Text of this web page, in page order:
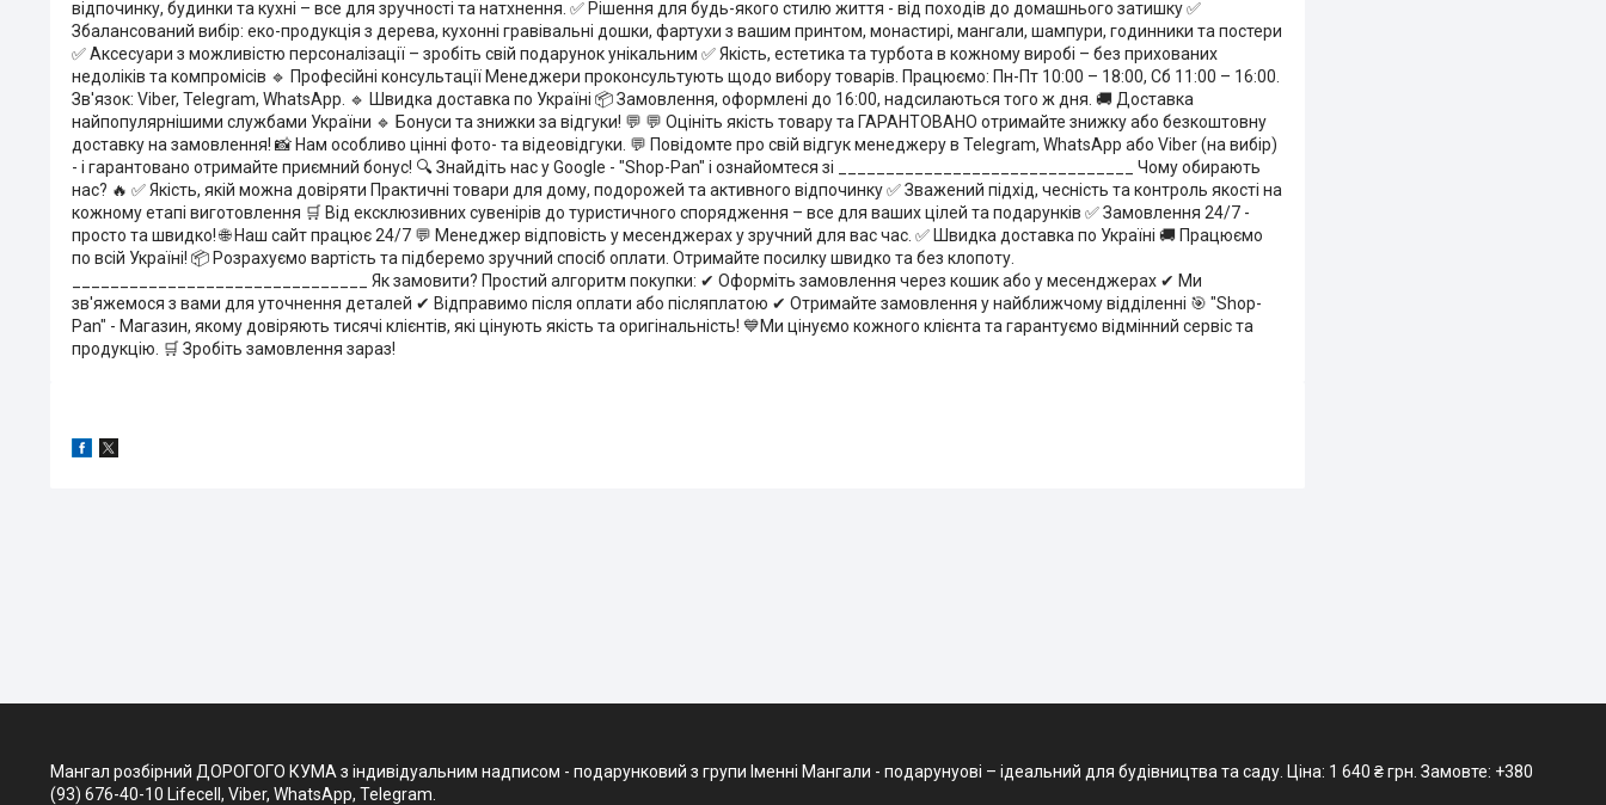
відпочинку, будинки та кухні – все для зручності та натхнення. ✅ Рішення для будь-якого стилю життя - від походів до домашнього затишку ✅
Збалансований вибір: еко-продукція з дерева, кухонні гравівальні дошки, фартухи з вашим принтом, монастирі, мангали, шампури, годинники та постери
✅ Аксесуари з можливістю персоналізації – зробіть свій подарунок унікальним ✅ Якість, естетика та турбота в кожному виробі – без прихованих
недоліків та компромісів 🔹 Професійні консультації Менеджери проконсультують щодо вибору товарів. Працюємо: Пн-Пт 10:00 – 18:00, Сб 11:00 – 16:00.
Зв'язок: Viber, Telegram, WhatsApp. 🔹 Швидка доставка по Україні 📦 Замовлення, оформлені до 16:00, надсилаються того ж дня. 🚚 Доставка
найпопулярнішими службами України 🔹 Бонуси та знижки за відгуки! 💬 💬 Оцініть якість товару та ГАРАНТОВАНО отримайте знижку або безкоштовну
доставку на замовлення! 📸 Нам особливо цінні фото- та відеовідгуки. 💬 Повідомте про свій відгук менеджеру в Telegram, WhatsApp або Viber (на вибір)
- і гарантовано отримайте приємний бонус! 🔍 Знайдіть нас у Google - "Shop-Pan" і ознайомтеся зі _______________________________ Чому обирають
нас? 🔥 ✅ Якість, якій можна довіряти Практичні товари для дому, подорожей та активного відпочинку ✅ Зважений підхід, чесність та контроль якості на
кожному етапі виготовлення 🛒 Від ексклюзивних сувенірів до туристичного спорядження – все для ваших цілей та подарунків ✅ Замовлення 24/7 -
просто та швидко! 🌐 Наш сайт працює 24/7 💬 Менеджер відповість у месенджерах у зручний для вас час. ✅ Швидка доставка по Україні 🚚 Працюємо
по всій Україні! 📦 Розрахуємо вартість та підберемо зручний спосіб оплати. Отримайте посилку швидко та без клопоту.
_______________________________ Як замовити? Простий алгоритм покупки: ✔ Оформіть замовлення через кошик або у месенджерах ✔ Ми
зв'яжемося з вами для уточнення деталей ✔ Відправимо після оплати або післяплатою ✔ Отримайте замовлення у найближчому відділенні 🎯 "Shop-
Pan" - Магазин, якому довіряють тисячі клієнтів, які цінують якість та оригінальність! 💙Ми цінуємо кожного клієнта та гарантуємо відмінний сервіс та
продукцію. 🛒 Зробіть замовлення зараз!
Мангал розбірний ДОРОГОГО КУМА з індивідуальним надписом - подарунковий з групи Іменні Мангали - подарунуові – ідеальний для будівництва та саду. Ціна: 1 640 ₴ грн. Замовте: +380
(93) 676-40-10 Lifecell, Viber, WhatsApp, Telegram.